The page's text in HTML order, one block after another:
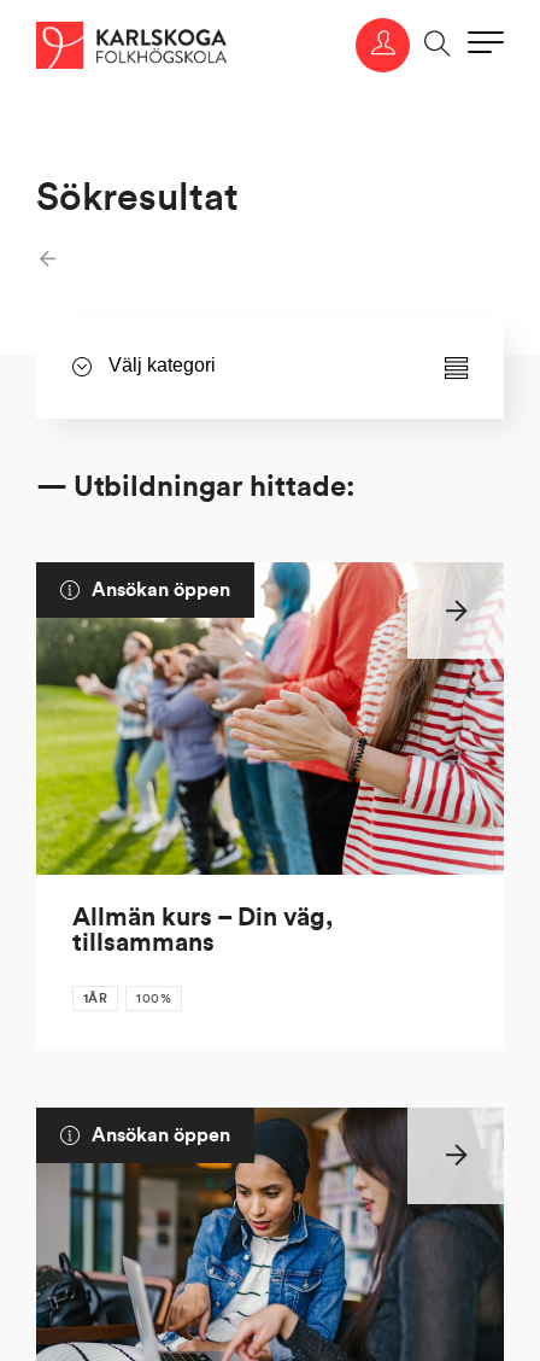
Sökresultat
— Utbildningar hittade:
Ansökan öppen
Allmän kurs – Din väg,
tillsammans
1ÅR 100%
Ansökan öppen